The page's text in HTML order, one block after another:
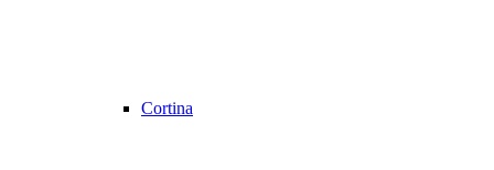
Cortina